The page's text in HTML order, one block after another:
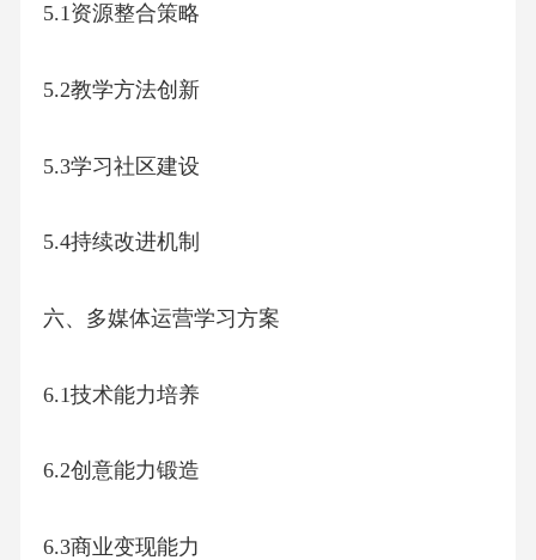
5.1资源整合策略
5.2教学方法创新
5.3学习社区建设
5.4持续改进机制
六、多媒体运营学习方案
6.1技术能力培养
6.2创意能力锻造
6.3商业变现能力